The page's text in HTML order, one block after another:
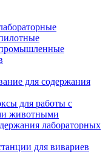
для содержания
для работы с
животными
лабораторных
для вивариев